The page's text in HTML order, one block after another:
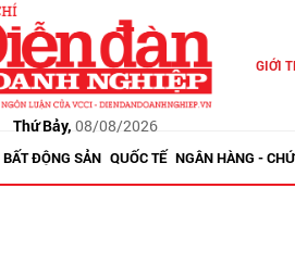
Thứ Bảy, 08/08/2026
GIỚI
BẤT ĐỘNG SẢN QUỐC TẾ NGÂN HÀNG -